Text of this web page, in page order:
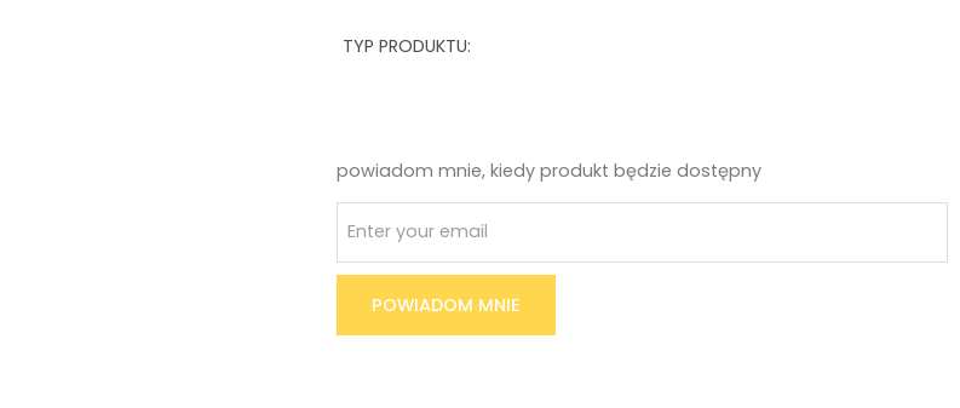
TYP PRODUKTU:
powiadom mnie, kiedy produkt będzie dostępny
POWIADOM MNIE